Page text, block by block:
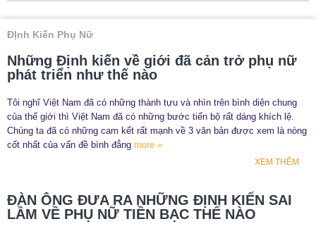
ĐỊnh Kiến Phụ Nữ
Những Định kiến về giới đã cản trở phụ nữ
phát triển như thế nào
Tôi nghĩ Việt Nam đã có những thành tựu và nhìn trên bình diện chung
của thế giới thì Việt Nam đã có những bước tiến bộ rất dáng khích lệ.
Chúng ta đã có những cam kết rất mạnh về 3 văn bản được xem là nòng
cốt nhất của vấn đề bình đẳng more »
XEM THÊM
ĐÀN ÔNG ĐƯA RA NHỮNG ĐỊNH KIẾN SAI
LẦM VỀ PHỤ NỮ TIỀN BẠC THẾ NÀO